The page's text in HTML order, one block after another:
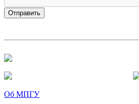
Об МПГУ